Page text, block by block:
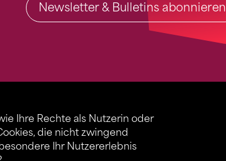
Ihre Rechte als Nutzerin oder
die nicht zwingend
Ihr Nutzererlebnis
Newsletter & Bulletins abonnieren